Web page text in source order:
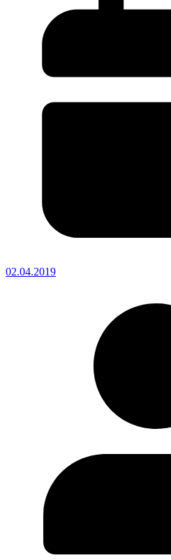
02.04.2019